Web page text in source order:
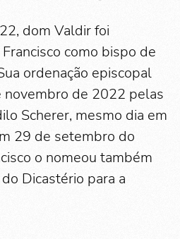
dom Valdir foi
como bispo de
ordenação episcopal
novembro de 2022 pelas
Scherer, mesmo dia em
29 de setembro do
o nomeou também
Dicastério para a